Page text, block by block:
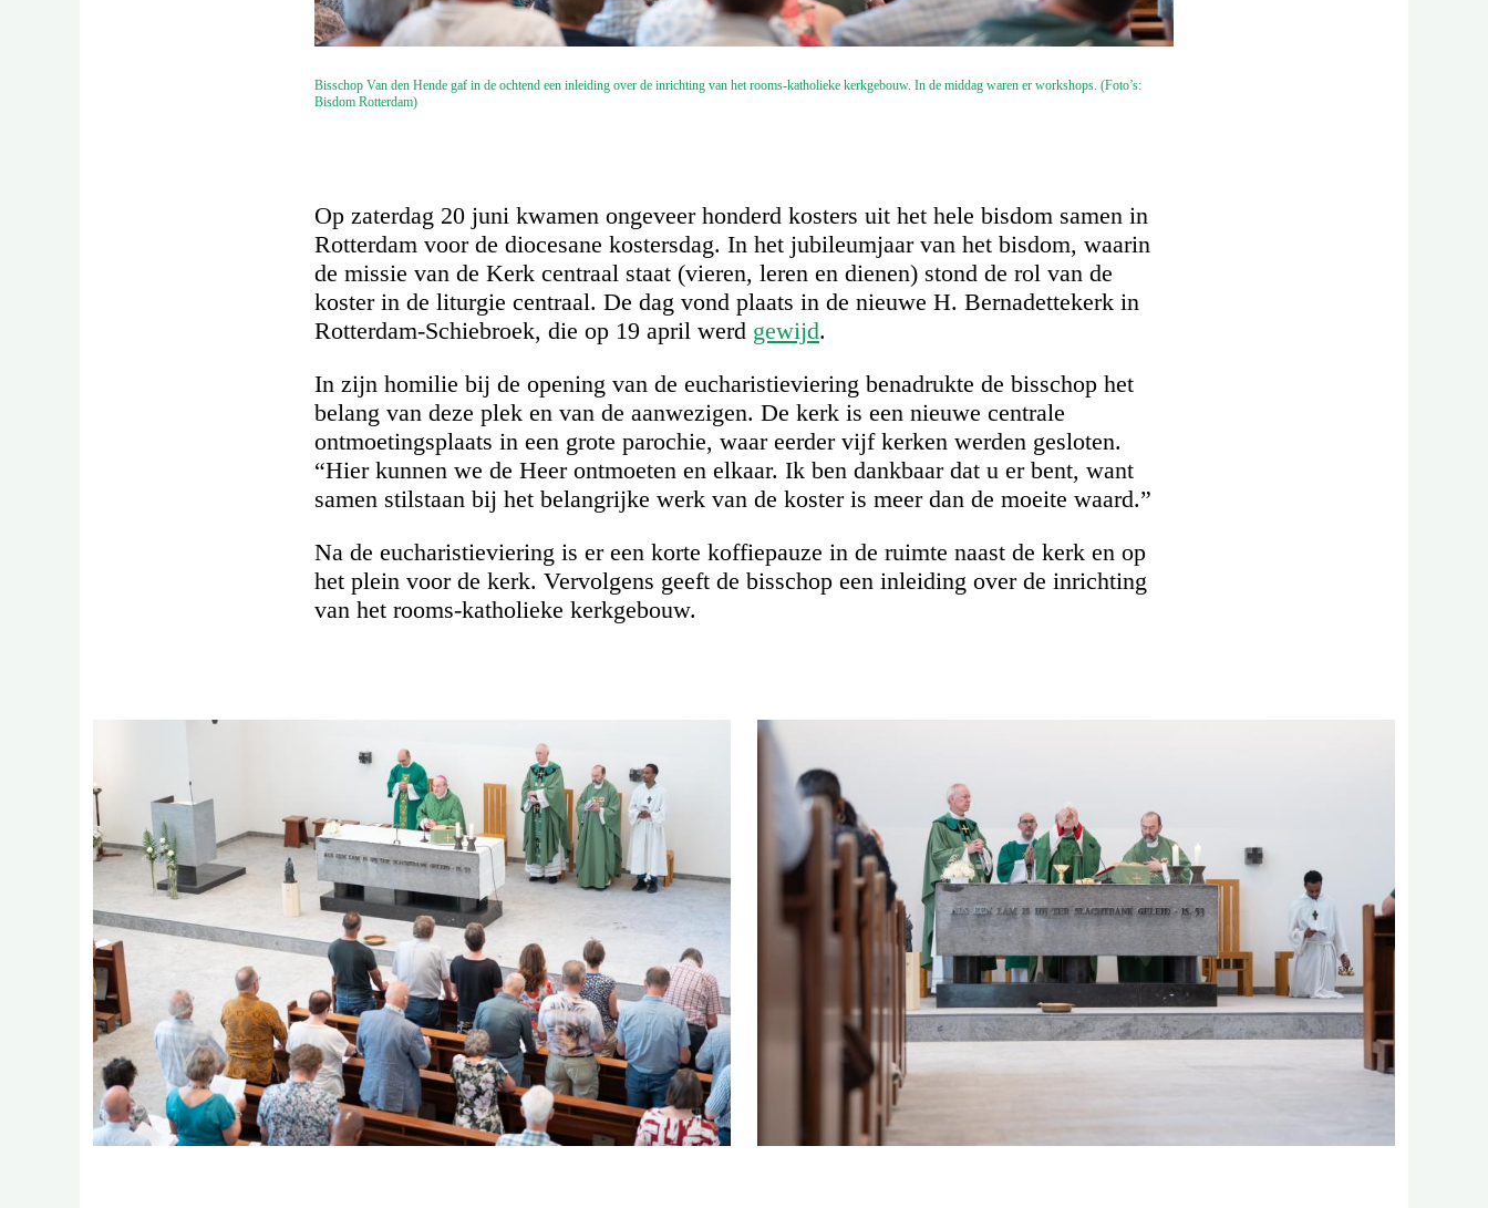
Bisschop Van den Hende gaf in de ochtend een inleiding over de inrichting van het rooms-katholieke kerkgebouw. In de middag waren er workshops. (Foto’s:
Bisdom Rotterdam)
Op zaterdag 20 juni kwamen ongeveer honderd kosters uit het hele bisdom samen in
Rotterdam voor de diocesane kostersdag. In het jubileumjaar van het bisdom, waarin
de missie van de Kerk centraal staat (vieren, leren en dienen) stond de rol van de
koster in de liturgie centraal. De dag vond plaats in de nieuwe H. Bernadettekerk in
Rotterdam-Schiebroek, die op 19 april werd gewijd.
In zijn homilie bij de opening van de eucharistieviering benadrukte de bisschop het
belang van deze plek en van de aanwezigen. De kerk is een nieuwe centrale
ontmoetingsplaats in een grote parochie, waar eerder vijf kerken werden gesloten.
“Hier kunnen we de Heer ontmoeten en elkaar. Ik ben dankbaar dat u er bent, want
samen stilstaan bij het belangrijke werk van de koster is meer dan de moeite waard.”
Na de eucharistieviering is er een korte koffiepauze in de ruimte naast de kerk en op
het plein voor de kerk. Vervolgens geeft de bisschop een inleiding over de inrichting
van het rooms-katholieke kerkgebouw.